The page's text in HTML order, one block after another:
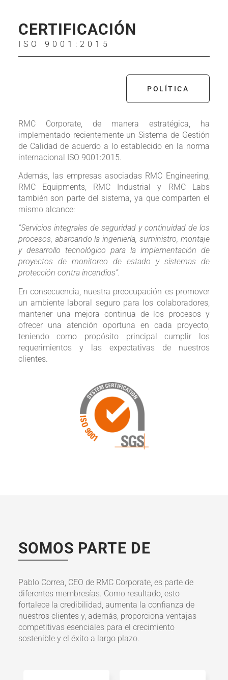
CERTIFICACIÓN
ISO 9001:2015
POLÍTICA
RMC Corporate, de manera estratégica, ha
implementado recientemente un Sistema de Gestión
de Calidad de acuerdo a lo establecido en la norma
internacional ISO 9001:2015.
Además, las empresas asociadas RMC Engineering,
RMC Equipments, RMC Industrial y RMC Labs
también son parte del sistema, ya que comparten el
mismo alcance:
“Servicios integrales de seguridad y continuidad de los
procesos, abarcando la ingeniería, suministro, montaje
y desarrollo tecnológico para la implementación de
proyectos de monitoreo de estado y sistemas de
protección contra incendios”.
En consecuencia, nuestra preocupación es promover
un ambiente laboral seguro para los colaboradores,
mantener una mejora continua de los procesos y
ofrecer una atención oportuna en cada proyecto,
teniendo como propósito principal cumplir los
requerimientos y las expectativas de nuestros
clientes.
SOMOS PARTE DE
Pablo Correa, CEO de RMC Corporate, es parte de
diferentes membresías. Como resultado, esto
fortalece la credibilidad, aumenta la confianza de
nuestros clientes y, además, proporciona ventajas
competitivas esenciales para el crecimiento
sostenible y el éxito a largo plazo.